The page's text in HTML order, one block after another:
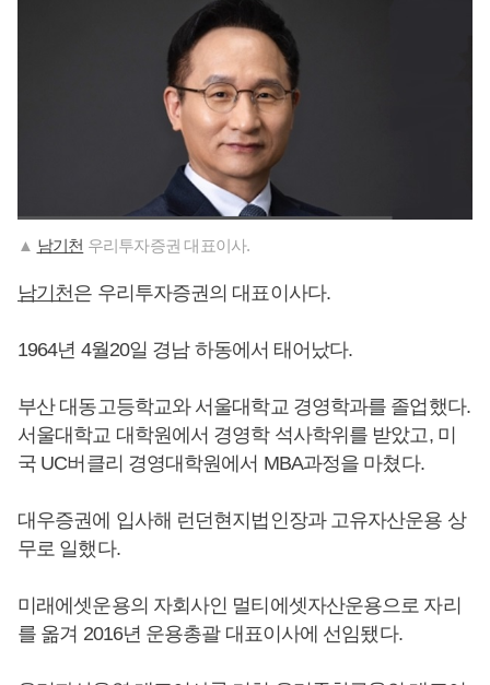
▲ 남기천 우리투자증권 대표이사.
남기천은 우리투자증권의 대표이사다.
1964년 4월20일 경남 하동에서 태어났다.
부산 대동고등학교와 서울대학교 경영학과를 졸업했다.
서울대학교 대학원에서 경영학 석사학위를 받았고, 미
국 UC버클리 경영대학원에서 MBA과정을 마쳤다.
대우증권에 입사해 런던현지법인장과 고유자산운용 상
무로 일했다.
미래에셋운용의 자회사인 멀티에셋자산운용으로 자리
를 옮겨 2016년 운용총괄 대표이사에 선임됐다.